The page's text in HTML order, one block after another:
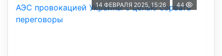
14 ФЕВРАЛЯ 2025, 15:26 44